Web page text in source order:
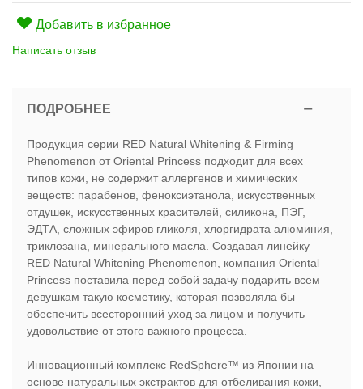
Добавить в избранное
Написать отзыв
ПОДРОБНЕЕ
Продукция серии RED Natural Whitening & Firming
Phenomenon от Oriental Princess подходит для всех
типов кожи, не содержит аллергенов и химических
веществ: парабенов, феноксиэтанола, искусственных
отдушек, искусственных красителей, силикона, ПЭГ,
ЭДТА, сложных эфиров гликоля, хлоргидрата алюминия,
триклозана, минерального масла. Создавая линейку
RED Natural Whitening Phenomenon, компания Oriental
Princess поставила перед собой задачу подарить всем
девушкам такую косметику, которая позволяла бы
обеспечить всесторонний уход за лицом и получить
удовольствие от этого важного процесса.
Инновационный комплекс RedSphere™ из Японии на
основе натуральных экстрактов для отбеливания кожи,